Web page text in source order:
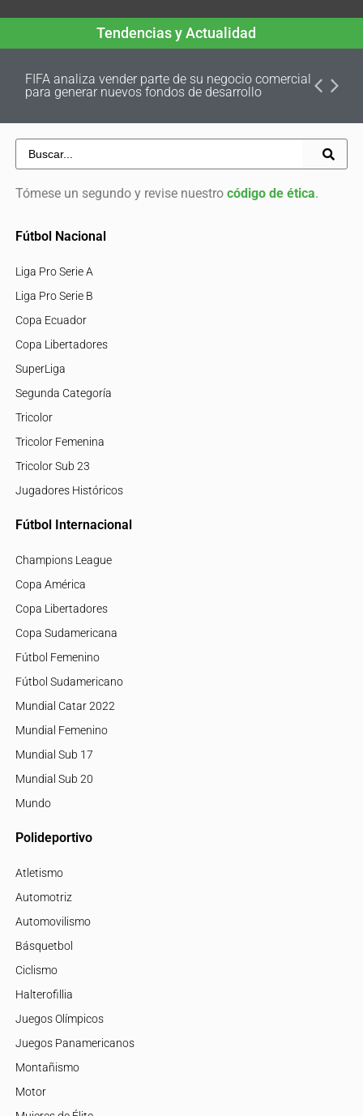
Tendencias y Actualidad
FIFA analiza vender parte de su negocio comercial
para generar nuevos fondos de desarrollo
Tómese un segundo y revise nuestro código de ética.
Fútbol Nacional
Liga Pro Serie A
Liga Pro Serie B
Copa Ecuador
Copa Libertadores
SuperLiga
Segunda Categoría
Tricolor
Tricolor Femenina
Tricolor Sub 23
Jugadores Históricos
Fútbol Internacional
Champions League
Copa América
Copa Libertadores
Copa Sudamericana
Fútbol Femenino
Fútbol Sudamericano
Mundial Catar 2022
Mundial Femenino
Mundial Sub 17
Mundial Sub 20
Mundo
Polideportivo
Atletismo
Automotriz
Automovilismo
Básquetbol
Ciclismo
Halterofillia
Juegos Olímpicos
Juegos Panamericanos
Montañismo
Motor